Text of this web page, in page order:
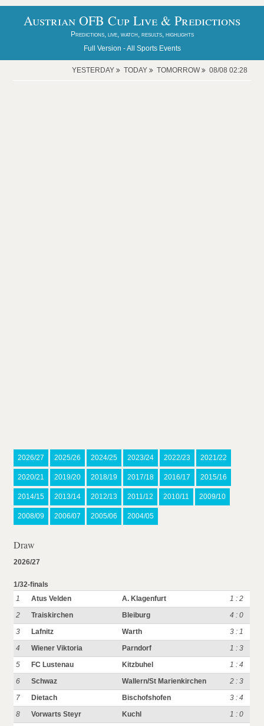
Austrian OFB Cup Live & Predictions
Predictions, live, watch, results, highlights
Full Version -All Sports Events
YESTERDAY TODAY TOMORROW 08/08 02:28
2026/27 2025/26 2024/25 2023/24 2022/23 2021/22
2020/21 2019/20 2018/19 2017/18 2016/17 2015/16
2014/15 2013/14 2012/13 2011/12 2010/11 2009/10
2008/09 2006/07 2005/06 2004/05
Draw
2026/27
1/32-finals
1
Atus Velden A. Klagenfurt
1 : 2
2
Traiskirchen Bleiburg
4 : 0
3
Lafnitz Warth
3 : 1
4
Wiener Viktoria Parndorf
1 : 3
5
FC Lustenau Kitzbuhel
1 : 4
6
Schwaz Wallern/St Marienkirchen
2 : 3
7
Dietach Bischofshofen
3 : 4
8
Vorwarts Steyr Kuchl
1 : 0